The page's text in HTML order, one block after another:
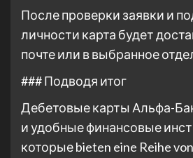
После проверки заявки и
личности карта будет
почте или в выбранное
### Подводя итог
Дебетовые карты Альфа-
и удобные финансовые
которые bieten eine Reihe